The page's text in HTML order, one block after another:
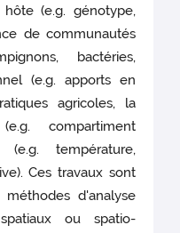
(e.g. génotype,
de communautés
bactéries,
(e.g. apports en
agricoles, la
compartiment
température,
Ces travaux sont
d'analyse
ou spatio-